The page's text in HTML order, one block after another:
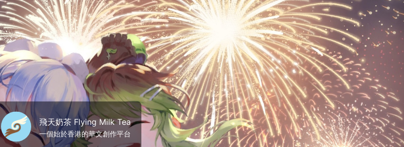
飛天奶茶 Flying Milk Tea
一個始於香港的華文創作平台